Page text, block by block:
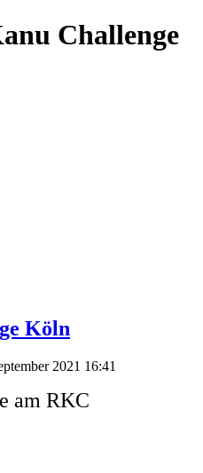
Challenge
Köln
2021 16:41
am RKC